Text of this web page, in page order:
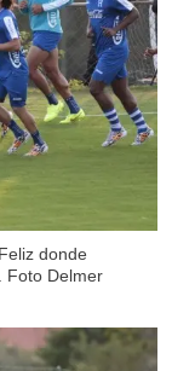
donde
Foto Delmer